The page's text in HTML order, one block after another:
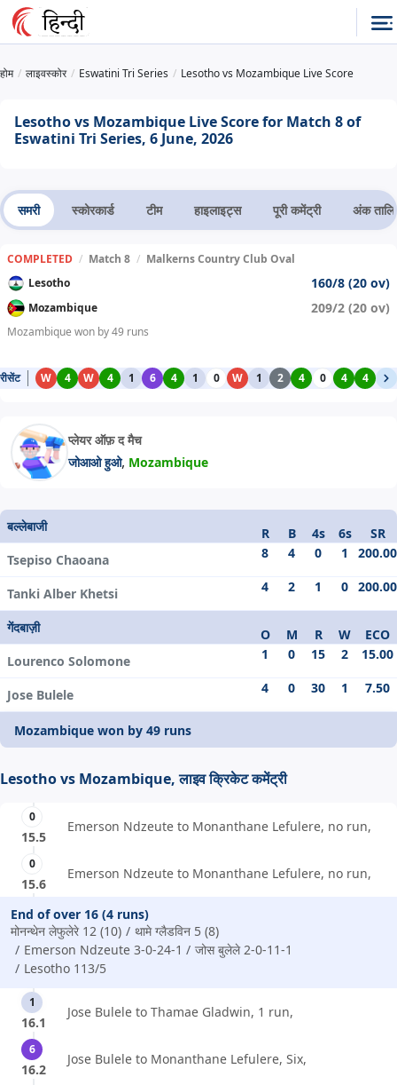
होम लाइवस्कोर Eswatini Tri Series Lesotho vs Mozambique Live Score
Lesotho vs Mozambique Live Score for Match 8 of
Eswatini Tri Series, 6 June, 2026
समरी स्कोरकार्ड टीम हाइलाइट्स पूरी कमेंट्री अंक
COMPLETED / Match 8 / Malkerns Country Club Oval
Lesotho
160/8 (20 ov)
Mozambique 209/2 (20 ov)
Mozambique won by 49 runs
रीसेंट W 4 W 4 1 6 4 1 0 W 1 2 4 0 4 4 0
प्लेयर ऑफ़ द मैच
जोआओ हुओ, Mozambique
बल्लेबाजी R B 4s 6s
SR
Tsepiso Chaoana
8 4 0 1 200.00
Tanki Alber Khetsi 4 2 1 0 200.00
गेंदबाज़ी O M R W
ECO
Lourenco Solomone
1 0 15 2 15.00
Jose Bulele 4 0 30 1 7.50
Mozambique won by 49 runs
Lesotho vs Mozambique, लाइव क्रिकेट कमेंट्री
0
15.5
Emerson Ndzeute to Monanthane Lefulere, no run,
0
15.6
Emerson Ndzeute to Monanthane Lefulere, no run,
End of over 16 (4 runs)
मोनन्थेन लेफुलेरे 12 (10)
थामे ग्लैडविन 5 (8)
Emerson Ndzeute 3-0-24-1
जोस बुलेले 2-0-11-1
Lesotho 113/5
1
16.1
Jose Bulele to Thamae Gladwin, 1 run,
6
16.2
Jose Bulele to Monanthane Lefulere, Six,